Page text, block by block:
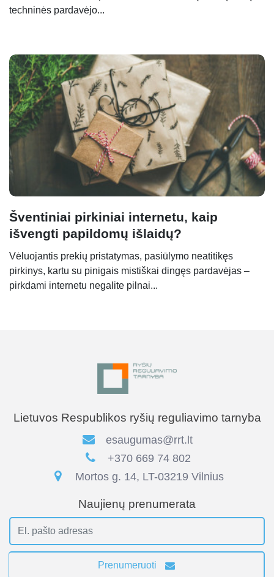
techninės pardavėjo...
Šventiniai pirkiniai internetu, kaip
išvengti papildomų išlaidų?
Vėluojantis prekių pristatymas, pasiūlymo neatitikęs
pirkinys, kartu su pinigais mistiškai dingęs pardavėjas –
pirkdami internetu negalite pilnai...
Lietuvos Respublikos ryšių reguliavimo tarnyba
esaugumas@rrt.lt
+370 669 74 802
Mortos g. 14, LT-03219 Vilnius
Naujienų prenumerata
Prenumeruoti